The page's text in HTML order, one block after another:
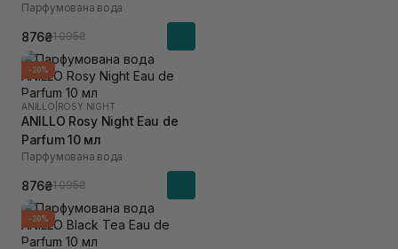
Парфумована вода
876₴1 095₴
-20%
ANILLO ROSY NIGHT
ANILLO Rosy Night Eau de
Parfum 10 мл
Парфумована вода
876₴1 095₴
-20%